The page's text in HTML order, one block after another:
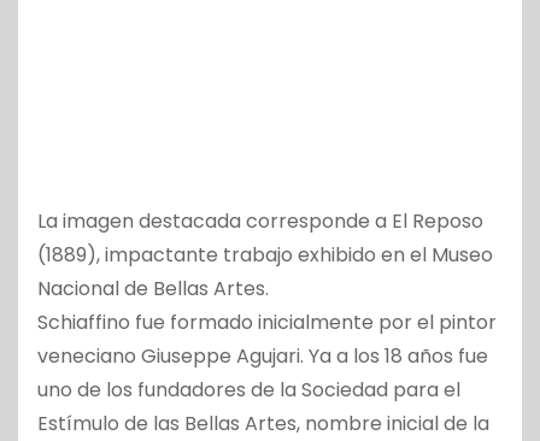
La imagen destacada corresponde a El Reposo
(1889), impactante trabajo exhibido en el Museo
Nacional de Bellas Artes.
Schiaffino fue formado inicialmente por el pintor
veneciano Giuseppe Agujari. Ya a los 18 años fue
uno de los fundadores de la Sociedad para el
Estímulo de las Bellas Artes, nombre inicial de la